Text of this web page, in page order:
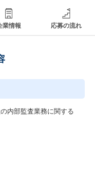
業情報 応募の流れ
内部監査業務に関する